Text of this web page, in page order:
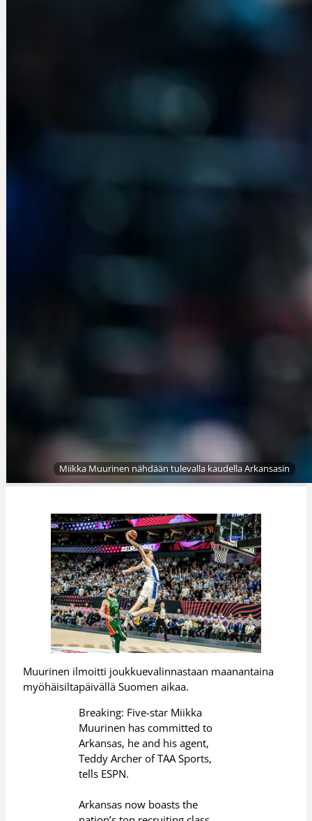
Miikka Muurinen nähdään tulevalla kaudella Arkansasin
Muurinen ilmoitti joukkuevalinnastaan maanantaina
myöhäisiltapäivällä Suomen aikaa.
Breaking: Five-star Miikka
Muurinen has committed to
Arkansas, he and his agent,
Teddy Archer of TAA Sports,
tells ESPN.
Arkansas now boasts the